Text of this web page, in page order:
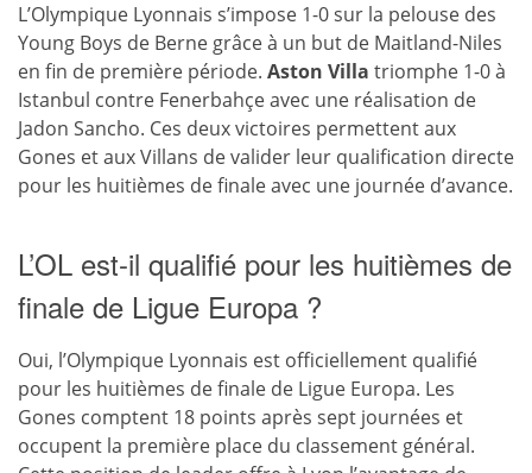
L’Olympique Lyonnais s’impose 1-0 sur la pelouse des
Young Boys de Berne grâce à un but de Maitland-Niles
en fin de première période. Aston Villa triomphe 1-0 à
Istanbul contre Fenerbahçe avec une réalisation de
Jadon Sancho. Ces deux victoires permettent aux
Gones et aux Villans de valider leur qualification directe
pour les huitièmes de finale avec une journée d’avance.
L’OL est-il qualifié pour les huitièmes de
finale de Ligue Europa ?
Oui, l’Olympique Lyonnais est officiellement qualifié
pour les huitièmes de finale de Ligue Europa. Les
Gones comptent 18 points après sept journées et
occupent la première place du classement général.